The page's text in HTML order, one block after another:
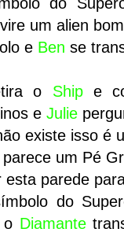
um alien
e Ben se
o Shipe
e Julie
existe isso é
um Pé
parede
do
o Diamante